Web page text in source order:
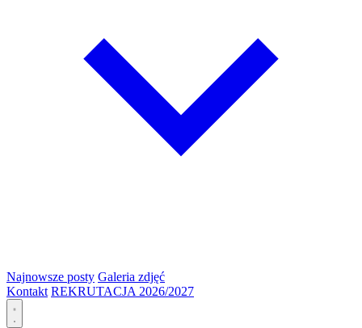
Najnowsze posty Galeria zdjęć
Kontakt REKRUTACJA 2026/2027